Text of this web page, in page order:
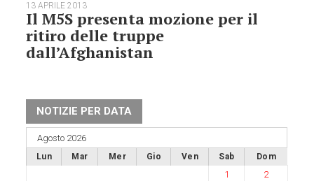
13 APRILE 2013
Il M5S presenta mozione per il
ritiro delle truppe
dall’Afghanistan
NOTIZIE PER DATA
Agosto 2026
Lun Mar Mer Gio Ven Sab Dom
1
2